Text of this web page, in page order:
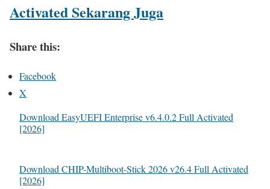
Activated Sekarang Juga
Share this:
Facebook
X
Download EasyUEFI Enterprise v6.4.0.2 Full Activated
[2026]
Download CHIP-Multiboot-Stick 2026 v26.4 Full Activated
[2026]